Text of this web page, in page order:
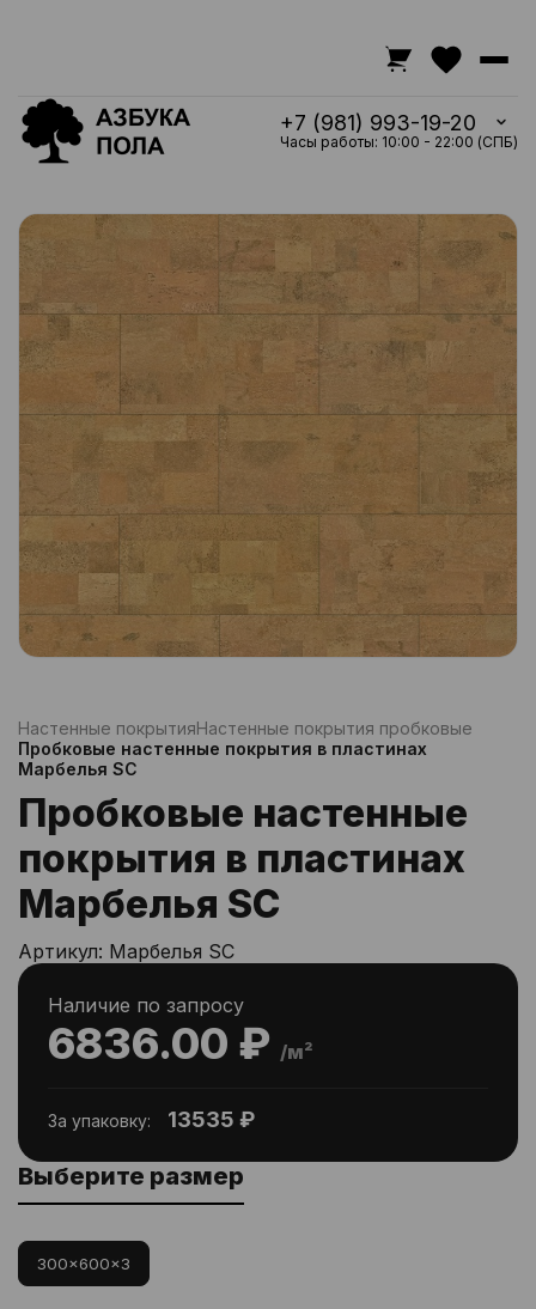
+7 (981) 993-19-20
Часы работы: 10:00 - 22:00 (СПБ)
Настенные покрытияНастенные покрытия пробковые
Пробковые настенные покрытия в пластинах
Марбелья SC
Пробковые настенные
покрытия в пластинах
Марбелья SC
Артикул: Марбелья SC
6836.00 ₽ /м²
Наличие по запросу
За упаковку: 13535 ₽
Выберите размер
300x600x3